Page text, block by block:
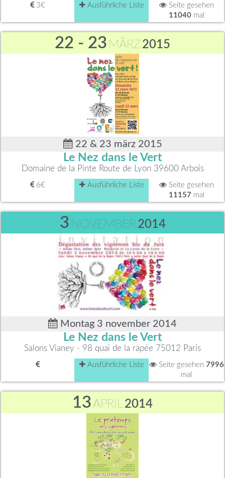
3€ Ausführliche Liste
Seite gesehen
11040mal
22 - 23 MÄRZ 2015
22 & 23 märz 2015
Le Nez dans le Vert
Domaine de la Pinte Route de Lyon 39600 Arbois
6€ Ausführliche Liste
Seite gesehen
11157 mal
3 NOVEMBER2014
Montag 3 november 2014
Le Nez dans le Vert
Salons Vianey - 98 quai de la rapée 75012 Paris
Ausführliche Liste Seite gesehen 7996
mal
13APRIL2014